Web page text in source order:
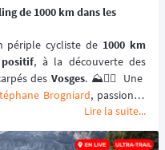
de 1000 km dans les
périple cycliste de 1000 km
, à la découverte des
des Vosges
Brogniard, passionné
1,52 € seulement !Lire la suite...